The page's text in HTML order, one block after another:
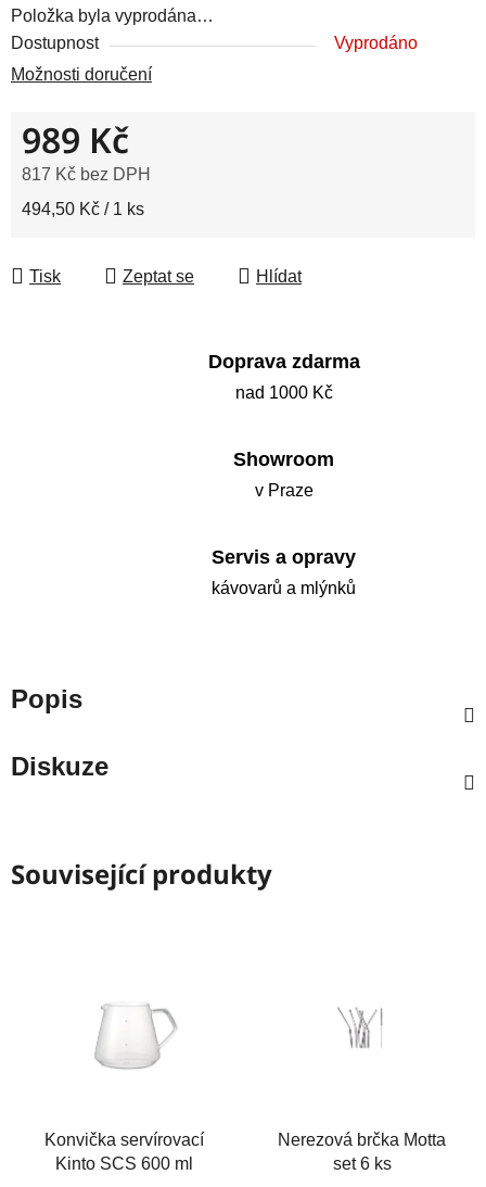
Položka byla vyprodána…
Dostupnost
Vyprodáno
Možnosti doručení
989 Kč
817 Kč bez DPH
Měrná cena:
494,50 Kč / 1 ks
Tisk Zeptat se Hlídat
Doprava zdarma
nad 1000 Kč
Showroom
v Praze
Servis a opravy
kávovarů a mlýnků
Popis
Diskuze
Související produkty
Konvička servírovací
Kinto SCS 600 ml
Nerezová brčka Motta
set 6 ks